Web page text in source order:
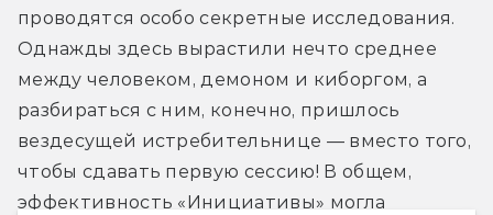
проводятся особо секретные исследования.
Однажды здесь вырастили нечто среднее
между человеком, демоном и киборгом, а
разбираться с ним, конечно, пришлось
вездесущей истребительнице — вместо того,
чтобы сдавать первую сессию! В общем,
эффективность «Инициативы» могла